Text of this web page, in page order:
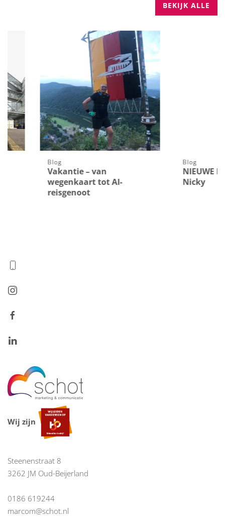
BEKIJK ALLE
Vakantie – van
wegenkaart tot AI-
reisgenoot
NIEUWE
Wij zijn
Steenenstraat 8
3262 JM Oud-Beijerland
0186 619244
marcom@schot.nl